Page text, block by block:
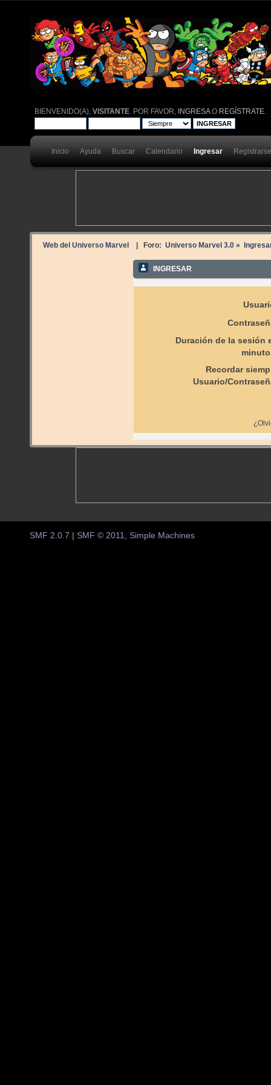
BIENVENIDO(A),VISITANTE . POR FAVOR, INGRESAO REGÍSTRATE
Inicio Ayuda Buscar Calendario Ingresar Registrarse
Web del Universo Marvel | Foro: Universo Marvel 3.0»
INGRESAR
Duración de la sesión
Recordar
Usuario/
SMF 2.0.7 SMF © 2011 Simple Machines